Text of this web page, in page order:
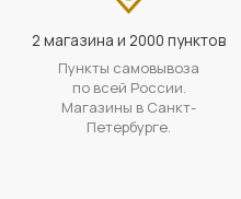
2 магазина и 2000 пунктов
Пункты самовывоза
по всей России.
Магазины в Санкт-
Петербурге.